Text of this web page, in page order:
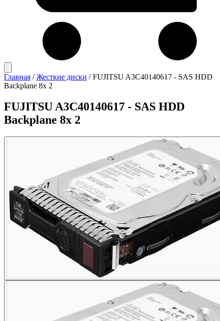
Главная / Жесткие диски / FUJITSU A3C40140617 - SAS HDD
Backplane 8x 2
FUJITSU A3C40140617 - SAS HDD
Backplane 8x 2